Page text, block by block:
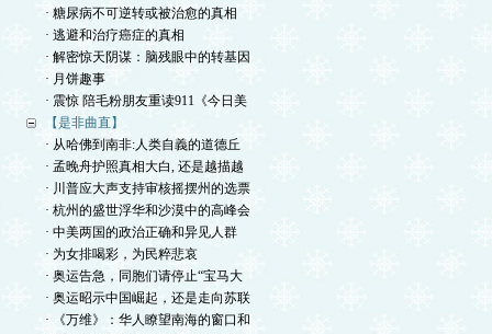
· 糖尿病不可逆转或被治愈的真相
· 逃避和治疗癌症的真相
· 解密惊天阴谋：脑残眼中的转基因
· 月饼趣事
· 震惊 陪毛粉朋友重读911《今日美
【是非曲直】
· 从哈佛到南非:人类自義的道德丘
· 孟晚舟护照真相大白, 还是越描越
· 川普应大声支持审核摇摆州的选票
· 杭州的盛世浮华和沙漠中的高峰会
· 中美两国的政治正确和异见人群
· 为女排喝彩，为民粹悲哀
· 奥运告急，同胞们请停止“宝马大
· 奥运昭示中国崛起，还是走向苏联
· 《万维》：华人瞭望南海的窗口和